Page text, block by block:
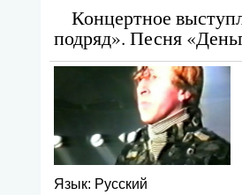
Концертное
подряд». Песня
Язык: Русский